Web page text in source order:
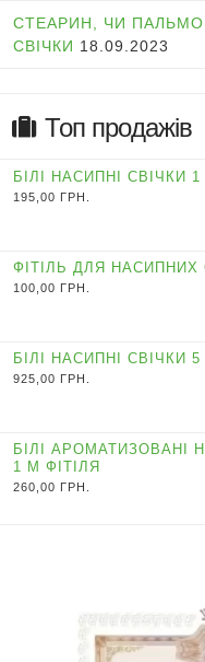
СТЕАРИН, ЧИ
СВІЧКИ 18.09.2023
Топ продажів
БІЛІ НАСИПНІ СВІЧКИ
195,00 ГРН.
ФІТІЛЬ ДЛЯ НАСИПНИХ
100,00 ГРН.
БІЛІ НАСИПНІ СВІЧКИ
925,00 ГРН.
БІЛІ АРОМАТИЗОВАНІ
1 М ФІТІЛЯ
260,00 ГРН.